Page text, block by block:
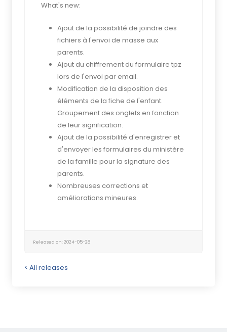
What's new:
Ajout de la possibilité de joindre des
fichiers à l'envoi de masse aux
parents.
Ajout du chiffrement du formulaire tpz
lors de l'envoi par email.
Modification de la disposition des
éléments de la fiche de l'enfant.
Groupement des onglets en fonction
de leur signification.
Ajout de la possibilité d'enregistrer et
d'envoyer les formulaires du ministère
de la famille pour la signature des
parents.
Nombreuses corrections et
améliorations mineures.
Released on: 2024-05-28
< All releases